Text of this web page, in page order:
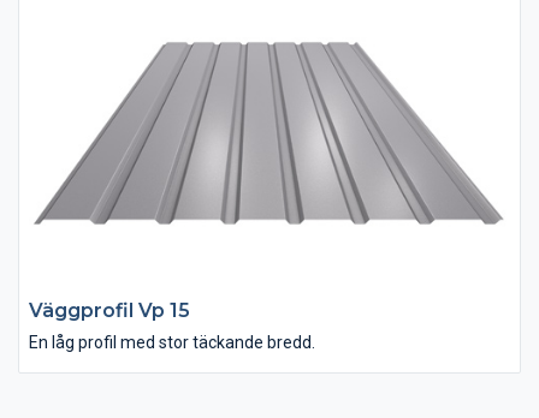
Väggprofil Vp 15
En låg profil med stor täckande bredd.